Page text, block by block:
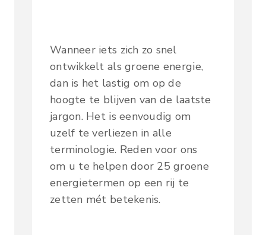
Wanneer iets zich zo snel
ontwikkelt als groene energie,
dan is het lastig om op de
hoogte te blijven van de laatste
jargon. Het is eenvoudig om
uzelf te verliezen in alle
terminologie. Reden voor ons
om u te helpen door 25 groene
energietermen op een rij te
zetten mét betekenis.